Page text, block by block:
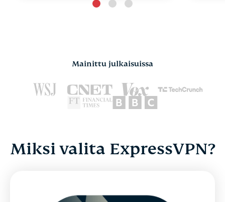
Mainittu julkaisuissa
Miksi valita ExpressVPN?